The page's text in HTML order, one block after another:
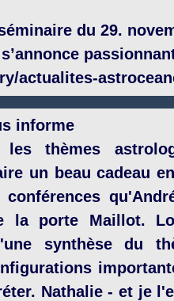
du 29.
actualites-
informe
thèmes
un beau cadeau
la porte Maillot.
synthèse du
Nathalie - et je